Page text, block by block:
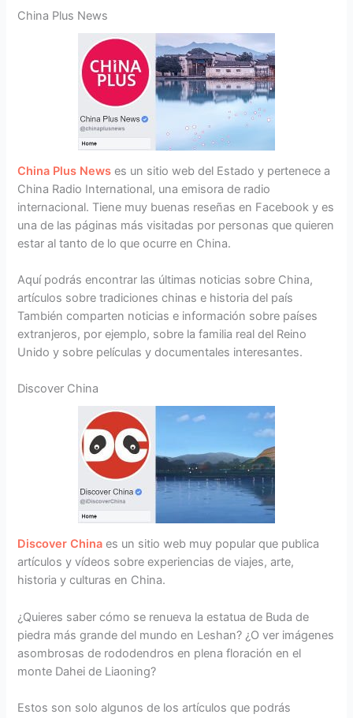
China Plus News
China Plus News es un sitio web del Estado y pertenece a
China Radio International, una emisora ​​de radio
internacional. Tiene muy buenas reseñas en Facebook y es
una de las páginas más visitadas por personas que quieren
estar al tanto de lo que ocurre en China.
Aquí podrás encontrar las últimas noticias sobre China,
artículos sobre tradiciones chinas e historia del país
También comparten noticias e información sobre países
extranjeros, por ejemplo, sobre la familia real del Reino
Unido y sobre películas y documentales interesantes.
Discover China
Discover China es un sitio web muy popular que publica
artículos y vídeos sobre experiencias de viajes, arte,
historia y culturas en China.
¿Quieres saber cómo se renueva la estatua de Buda de
piedra más grande del mundo en Leshan? ¿O ver imágenes
asombrosas de rododendros en plena floración en el
monte Dahei de Liaoning?
Estos son solo algunos de los artículos que podrás